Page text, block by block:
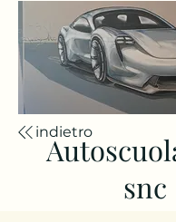
indietro
snc